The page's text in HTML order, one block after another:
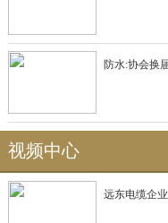
防水:协会换
视频中心
远东电缆企